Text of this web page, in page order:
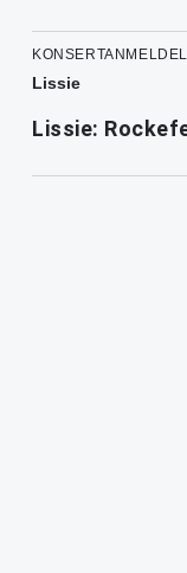
Lissie
Lissie: